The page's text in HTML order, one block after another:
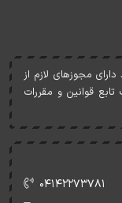
مجوزهای لازم از
قوانين و مقررات
۰۴۱۴۲۲۷۳۷۸۱